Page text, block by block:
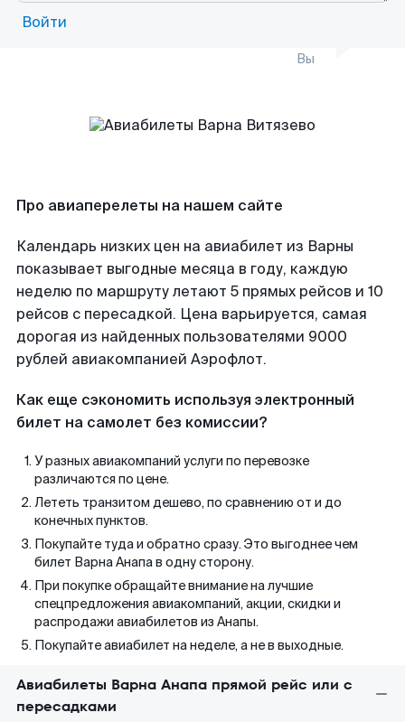
Войти
Вы
Про авиаперелеты на нашем сайте
Календарь низких цен на авиабилет из Варны
показывает выгодные месяца в году, каждую
неделю по маршруту летают 5 прямых рейсов и 10
рейсов с пересадкой. Цена варьируется, самая
дорогая из найденных пользователями 9000
рублей авиакомпанией Аэрофлот.
Как еще сэкономить используя электронный
билет на самолет без комиссии?
У разных авиакомпаний услуги по перевозке
различаются по цене.
Лететь транзитом дешево, по сравнению от и до
конечных пунктов.
Покупайте туда и обратно сразу. Это выгоднее чем
билет Варна Анапа в одну сторону.
При покупке обращайте внимание на лучшие
спецпредложения авиакомпаний, акции, скидки и
распродажи авиабилетов из Анапы.
Покупайте авиабилет на неделе, а не в выходные.
Авиабилеты Варна Анапа прямой рейс или с
пересадками